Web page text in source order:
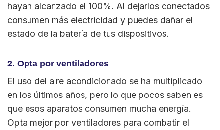
hayan alcanzado el 100%. Al dejarlos conectados
consumen más electricidad y puedes dañar el
estado de la batería de tus dispositivos.
2. Opta por ventiladores
El uso del aire acondicionado se ha multiplicado
en los últimos años, pero lo que pocos saben es
que esos aparatos consumen mucha energía.
Opta mejor por ventiladores para combatir el